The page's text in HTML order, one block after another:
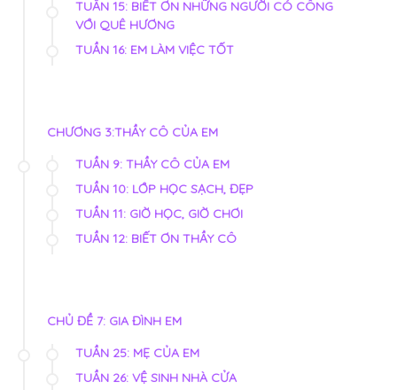
TUẦN 15: BIẾT ƠN NHỮNG NGƯỜI CÓ CÔNG
VỚI QUÊ HƯƠNG
TUẦN 16: EM LÀM VIỆC TỐT
CHƯƠNG 3:THẦY CÔ CỦA EM
TUẦN 9: THẦY CÔ CỦA EM
TUẦN 10: LỚP HỌC SẠCH, ĐẸP
TUẦN 11: GIỜ HỌC, GIỜ CHƠI
TUẦN 12: BIẾT ƠN THẦY CÔ
CHỦ ĐỀ 7: GIA ĐÌNH EM
TUẦN 25: MẸ CỦA EM
TUẦN 26: VỆ SINH NHÀ CỬA